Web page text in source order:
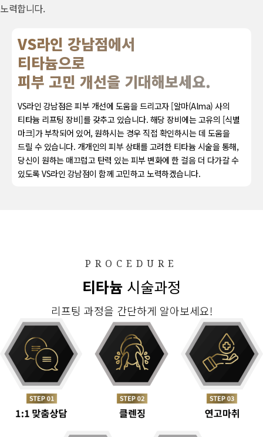
노력합니다.
VS라인 강남점에서
티타늄으로
피부 고민 개선을 기대해보세요.
VS라인 강남점은 피부 개선에 도움을 드리고자 [알마(Alma) 사의
티타늄 리프팅 장비]를 갖추고 있습니다. 해당 장비에는 고유의 [식별
마크]가 부착되어 있어, 원하시는 경우 직접 확인하시는 데 도움을
드릴 수 있습니다. 개개인의 피부 상태를 고려한 티타늄 시술을 통해,
당신이 원하는 매끄럽고 탄력 있는 피부 변화에 한 걸음 더 다가갈 수
있도록 VS라인 강남점이 함께 고민하고 노력하겠습니다.
PROCEDURE
티타늄 시술과정
리프팅 과정을 간단하게 알아보세요!